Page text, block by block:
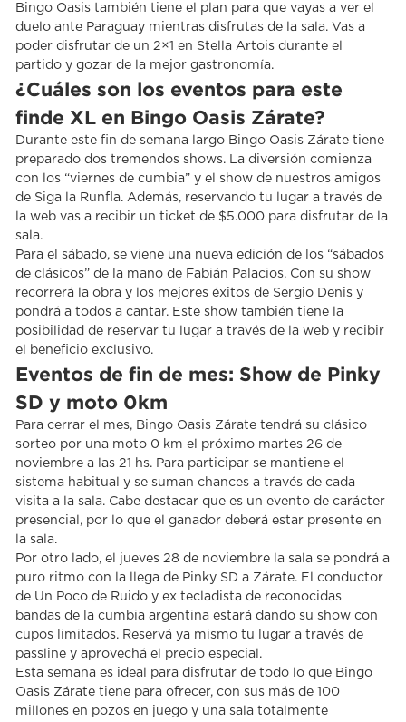
Bingo Oasis también tiene el plan para que vayas a ver el
duelo ante Paraguay mientras disfrutas de la sala. Vas a
poder disfrutar de un 2×1 en Stella Artois durante el
partido y gozar de la mejor gastronomía.
¿Cuáles son los eventos para este
finde XL en Bingo Oasis Zárate?
Durante este fin de semana largo Bingo Oasis Zárate tiene
preparado dos tremendos shows. La diversión comienza
con los “viernes de cumbia” y el show de nuestros amigos
de Siga la Runfla. Además, reservando tu lugar a través de
la web vas a recibir un ticket de $5.000 para disfrutar de la
sala.
Para el sábado, se viene una nueva edición de los “sábados
de clásicos” de la mano de Fabián Palacios. Con su show
recorrerá la obra y los mejores éxitos de Sergio Denis y
pondrá a todos a cantar. Este show también tiene la
posibilidad de reservar tu lugar a través de la web y recibir
el beneficio exclusivo.
Eventos de fin de mes: Show de Pinky
SD y moto 0km
Para cerrar el mes, Bingo Oasis Zárate tendrá su clásico
sorteo por una moto 0 km el próximo martes 26 de
noviembre a las 21 hs. Para participar se mantiene el
sistema habitual y se suman chances a través de cada
visita a la sala. Cabe destacar que es un evento de carácter
presencial, por lo que el ganador deberá estar presente en
la sala.
Por otro lado, el jueves 28 de noviembre la sala se pondrá a
puro ritmo con la llega de Pinky SD a Zárate. El conductor
de Un Poco de Ruido y ex tecladista de reconocidas
bandas de la cumbia argentina estará dando su show con
cupos limitados. Reservá ya mismo tu lugar a través de
passline y aprovechá el precio especial.
Esta semana es ideal para disfrutar de todo lo que Bingo
Oasis Zárate tiene para ofrecer, con sus más de 100
millones en pozos en juego y una sala totalmente